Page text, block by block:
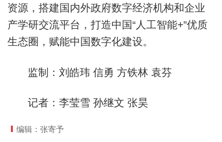
资源，搭建国内外政府数字经济机构和企业
产学研交流平台，打造中国“人工智能+”优质
生态圈，赋能中国数字化建设。
监制：刘皓玮 信勇 方铁林 袁芬
记者：李莹雪 孙继文 张昊
编辑：张寄予